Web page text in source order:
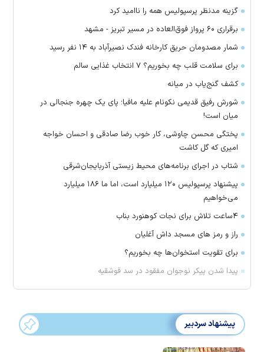
گزینه مدنظر پرسپولیس همه را ناامید کرد
برقراری ۶۰ پرواز فوق‌العاده در مسیر تبریز - مشهد
شمار مصدومان حریق کارخانه فندک نصیرآباد به ۱۴ نفر رسید
برای سلامت قلب چه بخوریم؟ ۷ انتخاب غذایی سالم
کشف گنج‌یاب در میانه
شورش رفیق قدیمی نکونام علیه مافیا؛ پای یک چهره جنجالی در
میان است!
پختگی محسن چاوشی، کار خوب رضا صادقی و احسان خواجه
امیری که گل کاشت
شتاب در اجرای برنامه‌های محیط زیستی آذربایجان‌شرقی
پیشنهاد پرسپولیس ۱۲۰ میلیارد است، اما ما ۱۸۶ میلیارد
می‌خواهیم
۴ساعت تلاش برای نجات کوهنورد بناب
راز و رمز های مسجد داش آغلیان
برای تقویت استخوان‌ها چه بخوریم؟
پیدا شدن پیکر نوجوان مفقود در سد قوشقیه
پیشنهاد سردبیر